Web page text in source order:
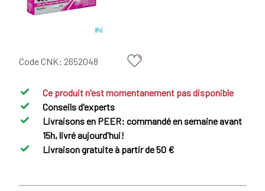
Code CNK: 2652048
Ce produit n'est momentanement pas disponible
Conseils d'experts
Livraisons en PEER: commandé en semaine avant
15h, livré aujourd'hui!
Livraison gratuite à partir de 50 €